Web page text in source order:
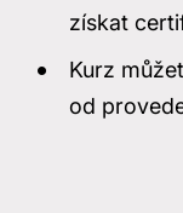
získat
Kurz
od